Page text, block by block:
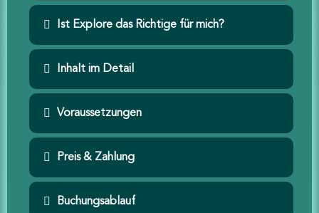
Ist Explore das Richtige für mich?
Inhalt im Detail
Voraussetzungen
Preis & Zahlung
Buchungsablauf